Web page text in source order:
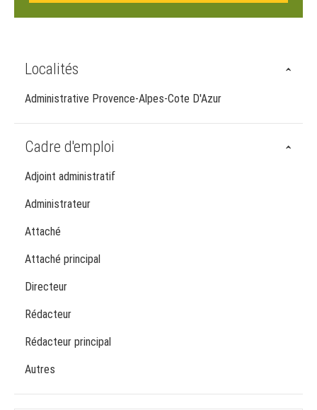
Localités
Administrative Provence-Alpes-Cote D'Azur
Cadre d'emploi
Adjoint administratif
Administrateur
Attaché
Attaché principal
Directeur
Rédacteur
Rédacteur principal
Autres